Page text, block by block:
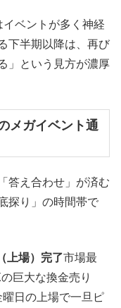
ベントが多く神経
下半期以降は、再び
」という見方が濃厚
メガイベント通
答え合わせ」が済む
探り」の時間帯で
上場）完了市場最
巨大な換金売り
曜日の上場で一旦ピ